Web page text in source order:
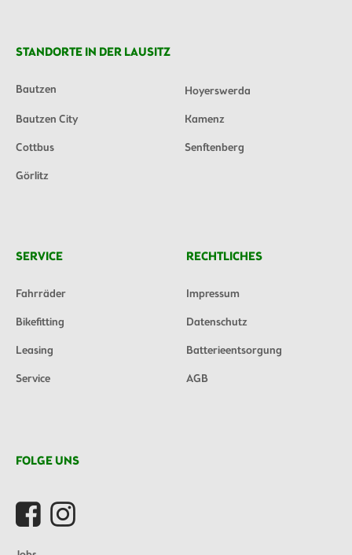
STANDORTE IN DER LAUSITZ
Bautzen
Hoyerswerda
Bautzen City
Kamenz
Cottbus
Senftenberg
Görlitz
SERVICE
Fahrräder
Bikefitting
Leasing
Service
RECHTLICHES
Impressum
Datenschutz
Batterieentsorgung
AGB
FOLGE UNS